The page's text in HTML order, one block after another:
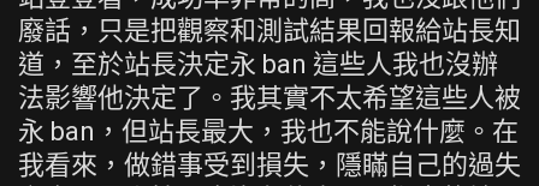
廢話，只是把觀察和測試結果回報給站長知
道，至於站長決定永 ban 這些人我也沒辦
法影響他決定了。我其實不太希望這些人被
永 ban，但站長最大，我也不能說什麼。在
我看來，做錯事受到損失，隱瞞自己的過失